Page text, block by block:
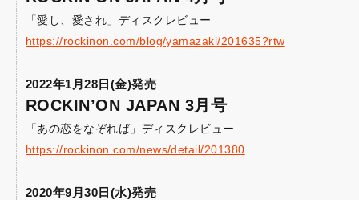
「愛し、愛され」ディスクレビュー
https://rockinon.com/blog/yamazaki/201635?rtw
2022年1月28日(金)発売
ROCKIN’ON JAPAN 3月号
「あの恋をなぞれば」ディスクレビュー
https://rockinon.com/news/detail/201380
2020年9月30日(水)発売